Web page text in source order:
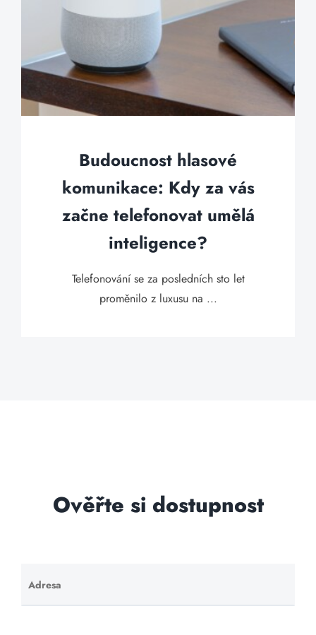
Budoucnost hlasové
komunikace: Kdy za vás
začne telefonovat umělá
inteligence?
Telefonování se za posledních sto let
proměnilo z luxusu na ...
Ověřte si dostupnost
Adresa
Ponechte
toto pole